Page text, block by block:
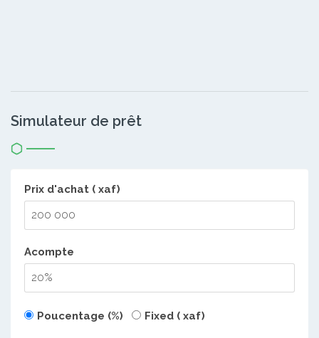
Simulateur de prêt
Prix d'achat ( xaf)
Acompte
Poucentage (%) Fixed ( xaf)